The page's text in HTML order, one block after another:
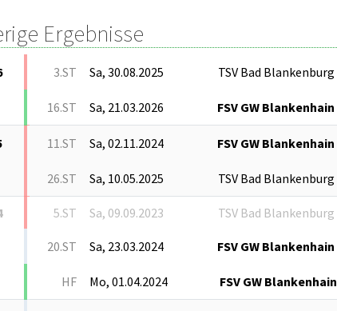
Ergebnisse
3.ST Sa, 30.08.2025 TSV Bad Blankenburg
16.ST Sa, 21.03.2026 FSV GW Blankenhain
11.ST Sa, 02.11.2024 FSV GW Blankenhain
26.ST Sa, 10.05.2025 TSV Bad Blankenburg
5.ST Sa, 09.09.2023 TSV Bad Blankenburg
20.ST Sa, 23.03.2024 FSV GW Blankenhain
HF Mo, 01.04.2024 FSV GW Blankenhain